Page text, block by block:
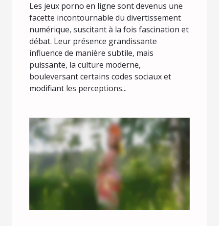
Les jeux porno en ligne sont devenus une
facette incontournable du divertissement
numérique, suscitant à la fois fascination et
débat. Leur présence grandissante
influence de manière subtile, mais
puissante, la culture moderne,
bouleversant certains codes sociaux et
modifiant les perceptions...